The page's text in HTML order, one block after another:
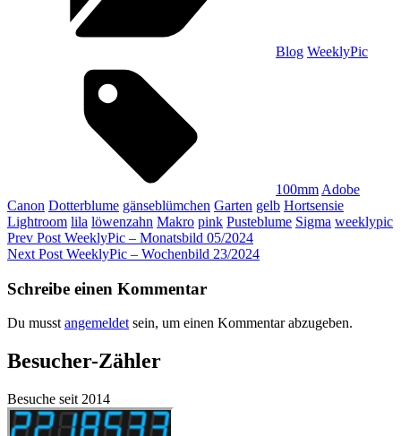
Blog WeeklyPic
100mm Adobe
Canon Dotterblume gänseblümchen Garten gelb Hortsensie
Lightroom lila löwenzahn Makro pink Pusteblume Sigma weeklypic
Beitragsnavigation
Previous
Post
Prev Post WeeklyPic – Monatsbild 05/2024
Next
Next Post WeeklyPic – Wochenbild 23/2024
Schreibe einen Kommentar
Du musstangemeldetsein, um einen Kommentar abzugeben.
Besucher-Zähler
Besuche seit 2014